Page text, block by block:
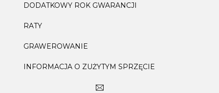
DODATKOWY ROK GWARANCJI
RATY
GRAWEROWANIE
INFORMACJA O ZUŻYTYM SPRZĘCIE